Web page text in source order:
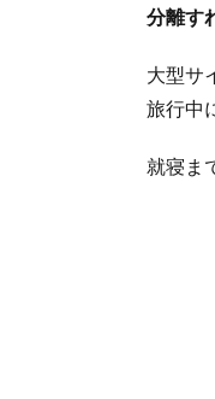
のま
4.
そ
の
分離す
大型サ
旅行中
就寝ま